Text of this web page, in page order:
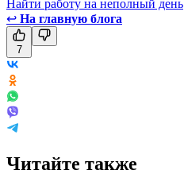
Найти работу на неполный день
↩ На главную блога
7
Читайте также